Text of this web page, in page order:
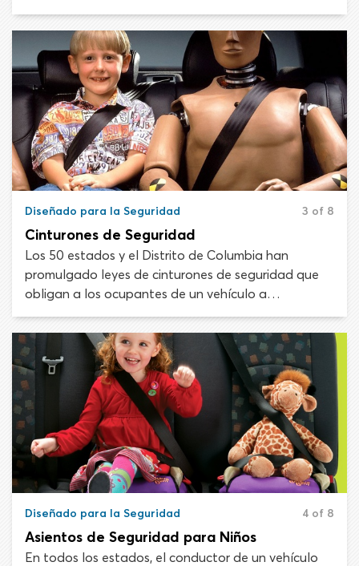
que las personas manejaban hace 30 o 40 años.
Discutiremos las normas de seguridad del vehículo,
los nuevos desarrollos en tecnología de seguridad y
las muchas formas en que se ha construido tu
automóvil para protegerte.
Diseñado para la Seguridad 3 of 8
Cinturones de Seguridad
Los 50 estados y el Distrito de Columbia han
promulgado leyes de cinturones de seguridad que
obligan a los ocupantes de un vehículo a
abrocharse. Siempre debes usar el cinturón de
seguridad y asegurarte de que tus pasajeros se
pongan el suyo. Se ha demostrado sin lugar a duda
que los cinturones de seguridad salvan vidas.
Diseñado para la Seguridad 4 of 8
Asientos de Seguridad para Niños
En todos los estados, el conductor de un vehículo